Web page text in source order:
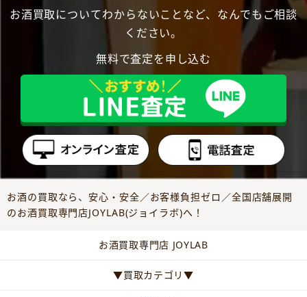
お酒買取についてわからないことなど、なんでもご相談
ください。
無料で査定を申し込む
お酒の買取なら、安心・安全／お客様負担ゼロ／全国店舗展開
のお酒買取専門店JOYLAB(ジョイラボ)へ！
お酒買取専門店 JOYLAB
▼買取カテゴリ▼